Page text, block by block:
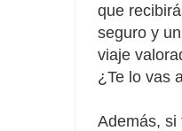
que
seguro y
viaje
¿Te lo vas
Además, si